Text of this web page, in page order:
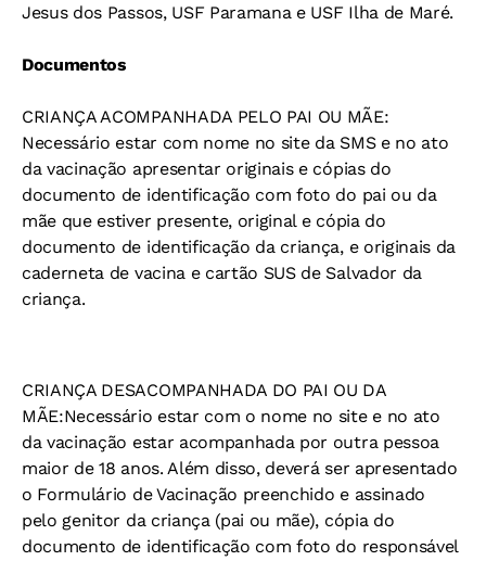
Jesus dos Passos, USF Paramana e USF Ilha de Maré.
Documentos
CRIANÇA ACOMPANHADA PELO PAI OU MÃE:
Necessário estar com nome no site da SMS e no ato
da vacinação apresentar originais e cópias do
documento de identificação com foto do pai ou da
mãe que estiver presente, original e cópia do
documento de identificação da criança, e originais da
caderneta de vacina e cartão SUS de Salvador da
criança.
CRIANÇA DESACOMPANHADA DO PAI OU DA
MÃE:Necessário estar com o nome no site e no ato
da vacinação estar acompanhada por outra pessoa
maior de 18 anos. Além disso, deverá ser apresentado
o Formulário de Vacinação preenchido e assinado
pelo genitor da criança (pai ou mãe), cópia do
documento de identificação com foto do responsável